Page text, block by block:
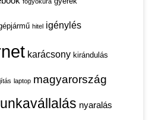
hitel igénylés
karácsony kirándulás
laptop magyarország
nyaralás